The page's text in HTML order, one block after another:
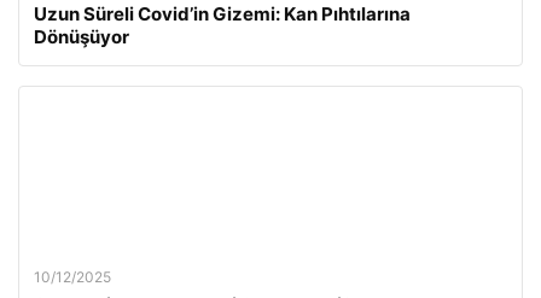
Uzun Süreli Covid’in Gizemi: Kan Pıhtılarına
Dönüşüyor
10/12/2025